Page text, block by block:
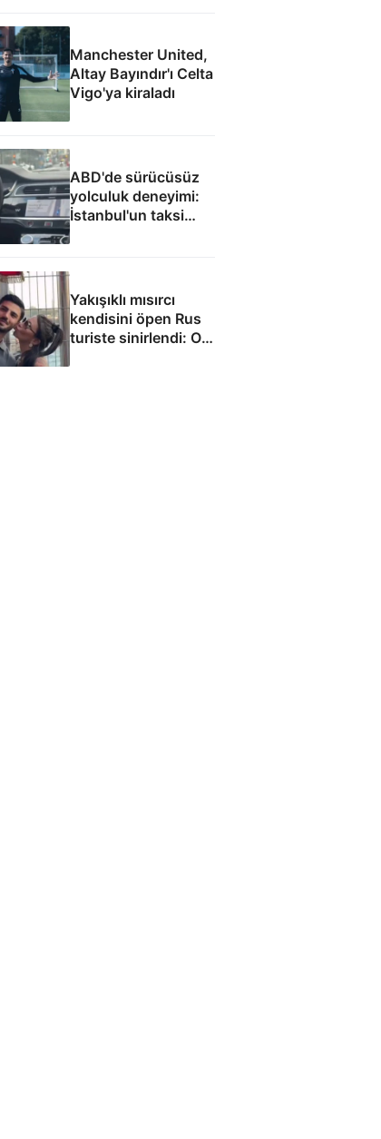
Manchester United,
Altay Bayındır'ı Celta
Vigo'ya kiraladı
ABD'de sürücüsüz
yolculuk deneyimi:
İstanbul'un taksi
sorununa çözüm
Yakışıklı mısırcı
kendisini öpen Rus
turiste sinirlendi: O